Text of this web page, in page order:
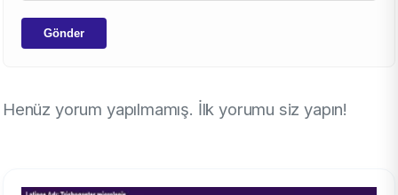
Gönder
Henüz yorum yapılmamış. İlk yorumu siz yapın!